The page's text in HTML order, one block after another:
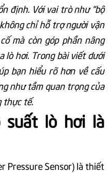
định. Với vai trò như “bộ
chỉ hỗ trợ người vận
mà còn góp phần nâng
lò hơi. Trong bài viết dưới
bạn hiểu rõ hơn về cấu
như tầm quan trọng của
thực tế.
suất lò hơi là
Pressure Sensor) là thiết